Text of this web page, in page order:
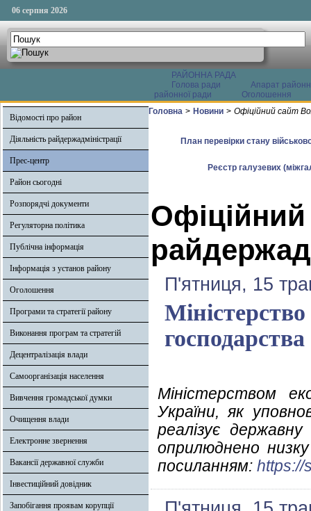
06 серпня 2026
РАЙОННА РАДА
Голова ради
Апарат
районної ради
Оголошення
Відомості про район
Діяльність райдержадміністрації
Прес-центр
Район сьогодні
Розпорядчі документи
Регуляторна політика
Публічна інформація
Інформація з установ району
Оголошення
Програми та стратегії району
Виконання програм та стратегій
Децентралізація влади
Самоорганізація населення
Вивчення громадської думки
Очищення влади
Електронне звернення
Вакансії державної служби
Інвестиційний довідник
Запобігання проявам корупції
Головна > Новини > Офіційний сайт
План перевірки стану
Реєстр галузевих
П'ятниця, 15
Міністерством
України, як
реалізує
оприлюднено низку
посиланням: https://